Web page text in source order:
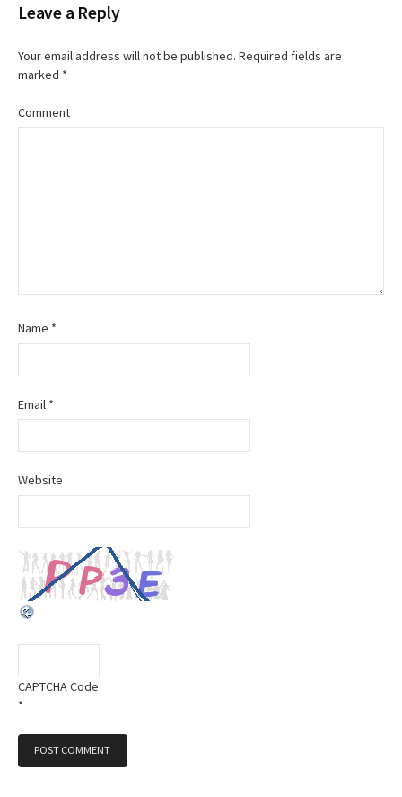
s
t
a
i
o
n
Leave a Reply
Your email address will not be published. Required fields are
marked *
Comment
Name *
Email *
Website
CAPTCHA Code
*